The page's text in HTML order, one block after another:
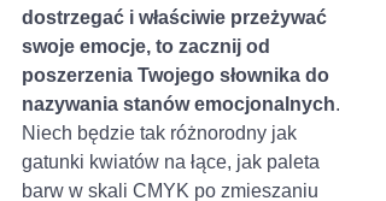
dostrzegać i właściwie przeżywać
swoje emocje, to zacznij od
poszerzenia Twojego słownika do
nazywania stanów emocjonalnych.
Niech będzie tak różnorodny jak
gatunki kwiatów na łące, jak paleta
barw w skali CMYK po zmieszaniu